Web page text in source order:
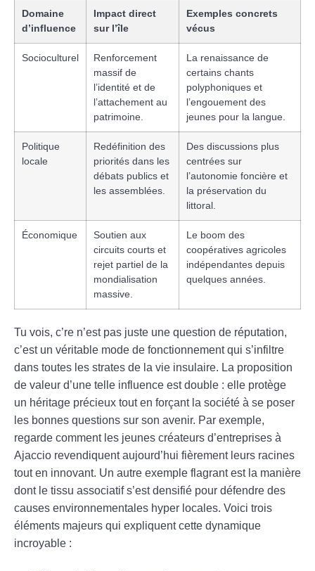
Domaine
d’influence
Impact direct
sur l’île
Exemples concrets
vécus
Socioculturel
Renforcement
massif de
l’identité et de
l’attachement au
patrimoine.
La renaissance de
certains chants
polyphoniques et
l’engouement des
jeunes pour la langue.
Politique
locale
Redéfinition des
priorités dans les
débats publics et
les assemblées.
Des discussions plus
centrées sur
l’autonomie foncière et
la préservation du
littoral.
Économique
Soutien aux
circuits courts et
rejet partiel de la
mondialisation
massive.
Le boom des
coopératives agricoles
indépendantes depuis
quelques années.
Tu vois, c’re n’est pas juste une question de réputation,
c’est un véritable mode de fonctionnement qui s’infiltre
dans toutes les strates de la vie insulaire. La proposition
de valeur d’une telle influence est double : elle protège
un héritage précieux tout en forçant la société à se poser
les bonnes questions sur son avenir. Par exemple,
regarde comment les jeunes créateurs d’entreprises à
Ajaccio revendiquent aujourd’hui fièrement leurs racines
tout en innovant. Un autre exemple flagrant est la manière
dont le tissu associatif s’est densifié pour défendre des
causes environnementales hyper locales. Voici trois
éléments majeurs qui expliquent cette dynamique
incroyable :